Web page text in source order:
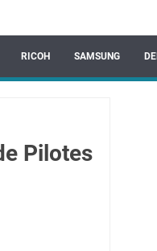
RICOH SAMSUNG
Pilotes